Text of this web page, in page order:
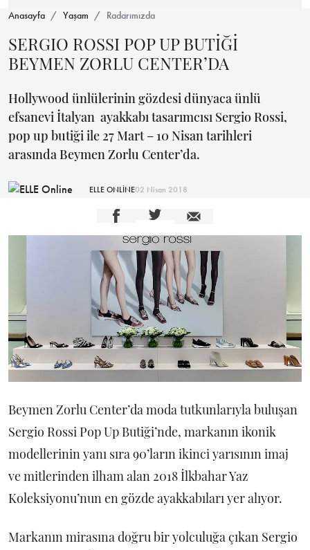
Anasayfa Yaşam Radarımızda
SERGIO ROSSI POP UP BUTİĞİ
BEYMEN ZORLU CENTER’DA
Hollywood ünlülerinin gözdesi dünyaca ünlü
efsanevi İtalyan ayakkabı tasarımcısı Sergio Rossi,
pop up butiği ile 27 Mart – 10 Nisan tarihleri
arasında Beymen Zorlu Center’da.
ELLE ONLİNE02 Nisan 2018
Beymen Zorlu Center’da moda tutkunlarıyla buluşan
Sergio Rossi Pop Up Butiği’nde, markanın ikonik
modellerinin yanı sıra 90’ların ikinci yarısının imaj
ve mitlerinden ilham alan 2018 İlkbahar Yaz
Koleksiyonu’nun en gözde ayakkabıları yer alıyor.
Markanın mirasına doğru bir yolculuğa çıkan Sergio